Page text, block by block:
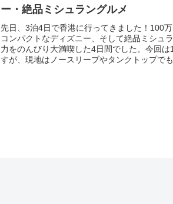
ー・絶品ミシュラングルメ
先日、3泊4日で香港に行ってきました！100
コンパクトなディズニー、そして絶品ミシュ
力をのんびり大満喫した4日間でした。今回
すが、現地はノースリーブやタンクトップでも